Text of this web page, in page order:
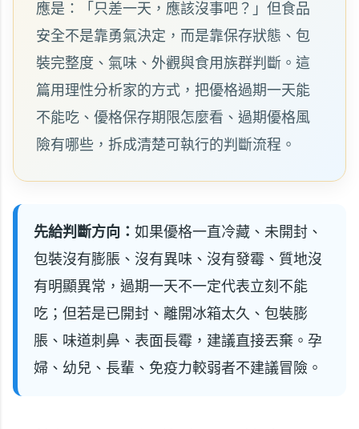
應是：「只差一天，應該沒事吧？」但食品
安全不是靠勇氣決定，而是靠保存狀態、包
裝完整度、氣味、外觀與食用族群判斷。這
篇用理性分析家的方式，把優格過期一天能
不能吃、優格保存期限怎麼看、過期優格風
險有哪些，拆成清楚可執行的判斷流程。
先給判斷方向： 如果優格一直冷藏、未開封、
包裝沒有膨脹、沒有異味、沒有發霉、質地沒
有明顯異常，過期一天不一定代表立刻不能
吃；但若是已開封、離開冰箱太久、包裝膨
脹、味道刺鼻、表面長霉，建議直接丟棄。孕
婦、幼兒、長輩、免疫力較弱者不建議冒險。